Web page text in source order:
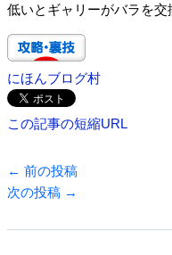
低いとギャリーがバラを交
にほんブログ村
この記事の短縮URL
← 前の投稿
次の投稿 →